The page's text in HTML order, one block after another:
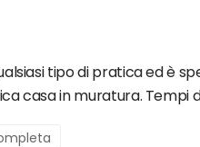
tipo di pratica ed è
casa in muratura. Tempi